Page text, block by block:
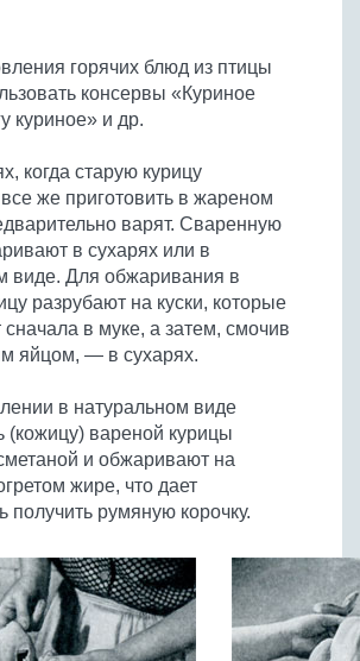
горячих блюд из птицы
консервы «Куриное
куриное» и др.
когда старую курицу
же приготовить в жареном
варят. Сваренную
в сухарях или в
виде. Для обжаривания в
разрубают на куски, которые
в муке, а затем, смочив
яйцом, — в сухарях.
в натуральном виде
(кожицу) вареной курицы
и обжаривают на
жире, что дает
получить румяную корочку.